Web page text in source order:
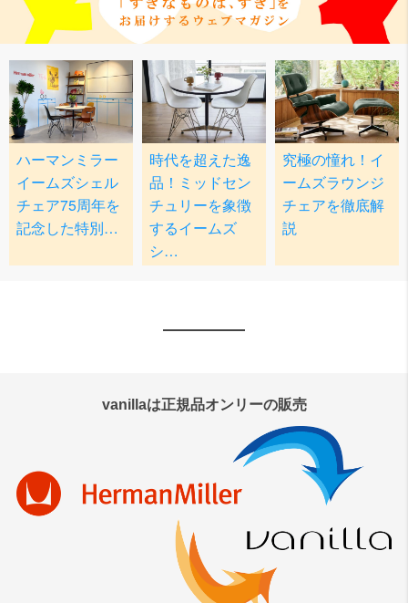
vanillaは正規品オンリーの販売